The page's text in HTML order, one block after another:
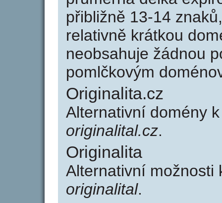
přibližně 13-14
relativně krátkou
neobsahuje žádnou
pomlčkovým
Originalita.cz
Alternativní domény
originalital.cz.
Originalita
Alternativní možnosti
originalital.